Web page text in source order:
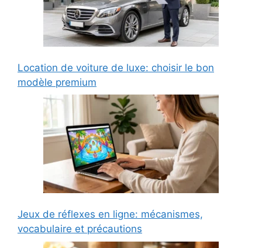
Location de voiture de luxe: choisir le bon
modèle premium
Jeux de réflexes en ligne: mécanismes,
vocabulaire et précautions